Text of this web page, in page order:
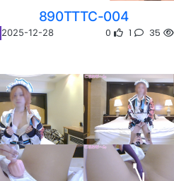
890TTTC-004
2025-12-28 0 1 35